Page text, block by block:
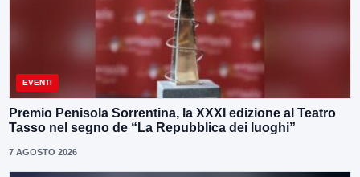
EVENTI
Premio Penisola Sorrentina, la XXXI edizione al Teatro
Tasso nel segno de “La Repubblica dei luoghi”
7 AGOSTO 2026